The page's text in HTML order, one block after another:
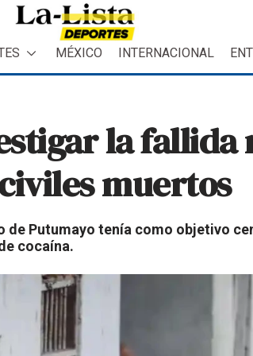
MÉXICO INTERNACIONAL
la fallida
muertos
de Putumayo tenía como objetivo
cocaína.